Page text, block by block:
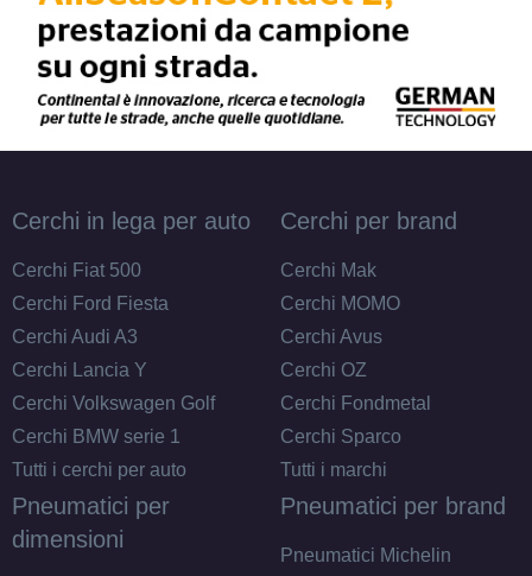
A 70db
Cerchi in lega per auto
Cerchi Fiat 500
Cerchi Ford Fiesta
Cerchi Audi A3
Cerchi Lancia Y
Cerchi Volkswagen Golf
Cerchi BMW serie 1
Tutti i cerchi per auto
Cerchi per brand
Cerchi Mak
Cerchi MOMO
Cerchi Avus
Cerchi OZ
Cerchi Fondmetal
Cerchi Sparco
Tutti i marchi
Pneumatici per
dimensioni
Pneumatici per brand
Pneumatici Michelin